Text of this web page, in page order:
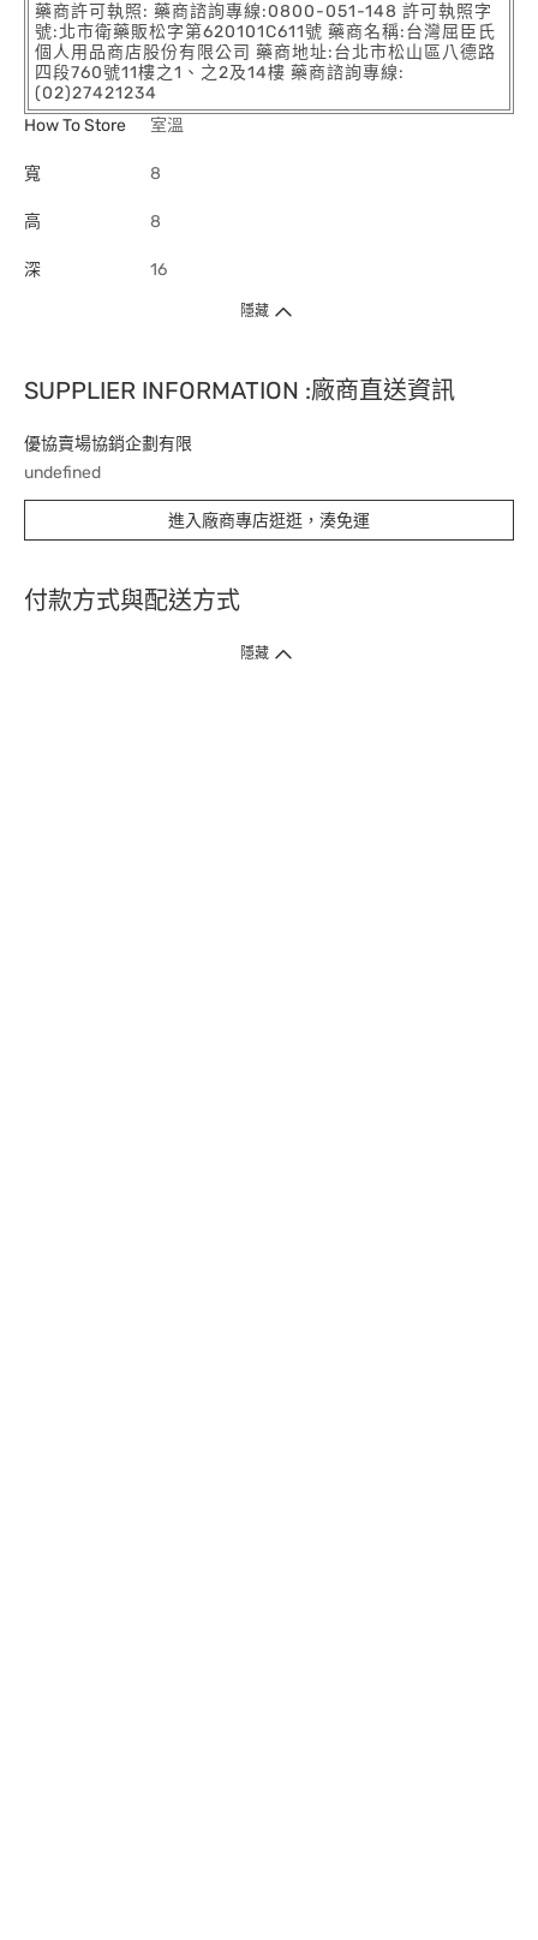
藥商許可執照: 藥商諮詢專線:0800-051-148 許可執照字
號:北市衛藥販松字第620101C611號 藥商名稱:台灣屈臣氏
個人用品商店股份有限公司 藥商地址:台北市松山區八德路
四段760號11樓之1、之2及14樓 藥商諮詢專線:
(02)27421234
How To Store
室溫
寬 8
高 8
深 16
隱藏
SUPPLIER INFORMATION :廠商直送資訊
優協賣場協銷企劃有限
undefined
進入廠商專店逛逛，湊免運
付款方式與配送方式
隱藏